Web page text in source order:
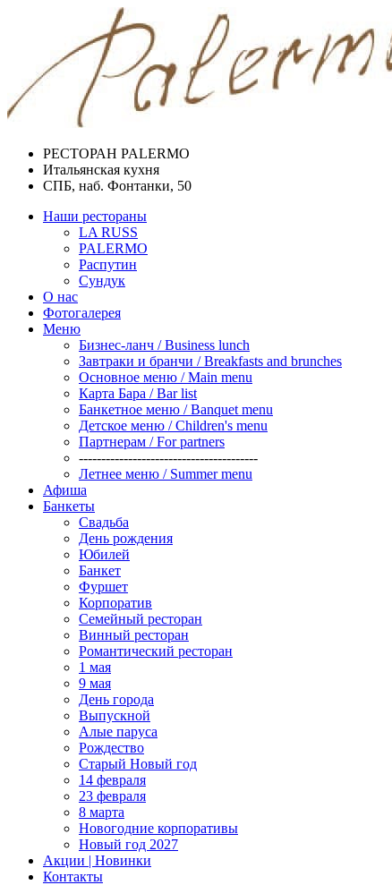
РЕСТОРАН PALERMO
Итальянская кухня
СПБ, наб. Фонтанки, 50
Наши рестораны
LA RUSS
PALERMO
Распутин
Сундук
О нас
Фотогалерея
Меню
Бизнес-ланч / Business lunch
Завтраки и бранчи / Breakfasts and brunches
Основное меню / Main menu
Карта Бара / Bar list
Банкетное меню / Banquet menu
Детское меню / Children's menu
Партнерам / For partners
----------------------------------------
Летнее меню / Summer menu
Афиша
Банкеты
Свадьба
День рождения
Юбилей
Банкет
Фуршет
Корпоратив
Семейный ресторан
Винный ресторан
Романтический ресторан
1 мая
9 мая
День города
Выпускной
Алые паруса
Рождество
Старый Новый год
14 февраля
23 февраля
8 марта
Новогодние корпоративы
Новый год 2027
Акции | Новинки
Контакты